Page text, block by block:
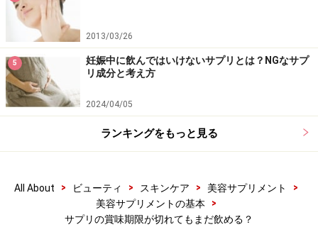
Q2 サプリメント開封後どのくらい品質が保
証される？
・ボトルに記載のある目安量に従ってお飲みになられた
例えば、120粒入りで1日目安2～4粒であれば、一日2粒
2013/03/26
5
妊娠中に飲んではいけないサプリとは？NGなサプ
リ成分と考え方
2024/04/05
ランキングをもっと見る
All About > ビューティ > スキンケア > 美容サプリメント
>
美容サプリメントの基本
>
サプリの賞味期限が切れてもまだ飲める？